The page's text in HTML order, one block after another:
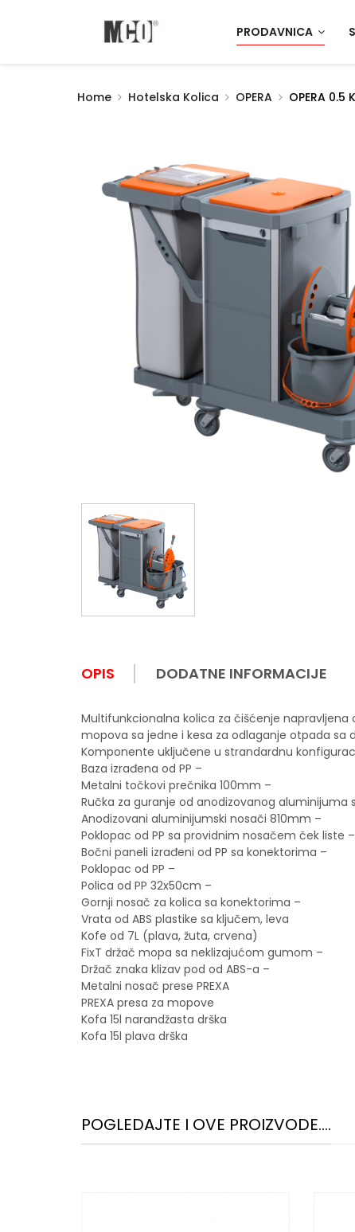
PRODAVNICA
Home Hotelska Kolica OPERA OPERA 0.5
OPIS DODATNE INFORMACIJE
Multifunkcionalna kolica za čišćenje napravljena
mopova sa jedne i kesa za odlaganje otpada
Komponente uključene u strandardnu
Baza izrađena od PP
Metalni točkovi prečnika
Ručka za guranje od anodizovanog aluminijuma
Anodizovani aluminijumski
Poklopac od PP sa providnim
Bočni paneli izrađeni od PP sa
Poklopac od PP –
Polica od PP
Gornji nosač za kolica sa
Vrata od ABS plastike sa
Kofe od 7L (plava, žuta,
FixT držač mopa sa
Držač znaka klizav pod od
Metalni nosač prese
PREXA presa za
Kofa 15l narandžasta
Kofa 15l plava
POGLEDAJTE I OVE PROIZVODE....